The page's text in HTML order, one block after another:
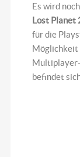
Es wird
Lost Planet
für die
Möglichkeit
Multiplayer-
befindet